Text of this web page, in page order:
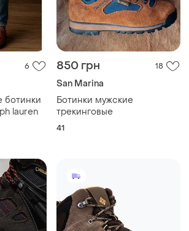
6
ботинки
lauren
850 грн 18
San Marina
Ботинки мужские
трекинговые
41